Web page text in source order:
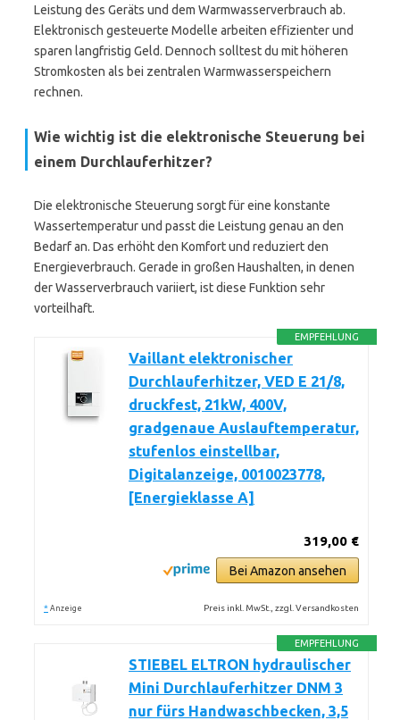
Leistung des Geräts und dem Warmwasserverbrauch ab.
Elektronisch gesteuerte Modelle arbeiten effizienter und
sparen langfristig Geld. Dennoch solltest du mit höheren
Stromkosten als bei zentralen Warmwasserspeichern
rechnen.
Wie wichtig ist die elektronische Steuerung bei
einem Durchlauferhitzer?
Die elektronische Steuerung sorgt für eine konstante
Wassertemperatur und passt die Leistung genau an den
Bedarf an. Das erhöht den Komfort und reduziert den
Energieverbrauch. Gerade in großen Haushalten, in denen
der Wasserverbrauch variiert, ist diese Funktion sehr
vorteilhaft.
EMPFEHLUNG
Vaillant elektronischer
Durchlauferhitzer, VED E 21/8,
druckfest, 21kW, 400V,
gradgenaue Auslauftemperatur,
stufenlos einstellbar,
Digitalanzeige, 0010023778,
[Energieklasse A]
319,00 €
Bei Amazon ansehen
* Anzeige Preis inkl. MwSt., zzgl. Versandkosten
EMPFEHLUNG
STIEBEL ELTRON hydraulischer
Mini Durchlauferhitzer DNM 3
nur fürs Handwaschbecken, 3,5